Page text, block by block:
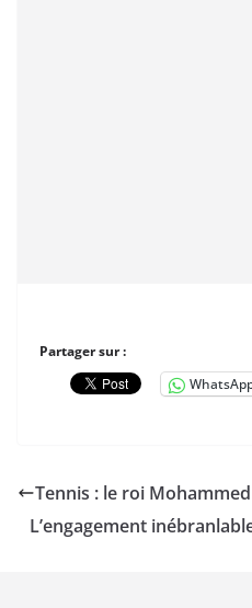
Partager sur :
Tennis : le roi
L’engagement